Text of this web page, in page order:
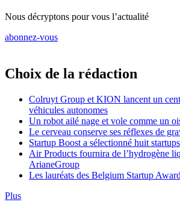
Nous décryptons pour vous l’actualité
abonnez-vous
Choix de la rédaction
Colruyt Group et KION lancent un
véhicules autonomes
Un robot ailé nage et vole comme un
Le cerveau conserve ses réflexes de
Startup Boost a sélectionné huit startups
Air Products fournira de l’hydrogène
ArianeGroup
Les lauréats des Belgium Startup
Plus